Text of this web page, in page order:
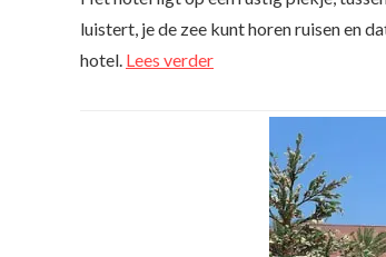
luistert, je de zee kunt horen ruisen en
hotel. Lees verder